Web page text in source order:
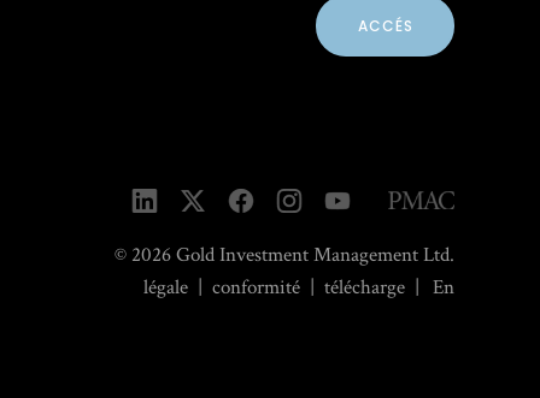
ACCÉS
© 2026 Gold Investment Management Ltd.
légale | conformité | télécharge | En